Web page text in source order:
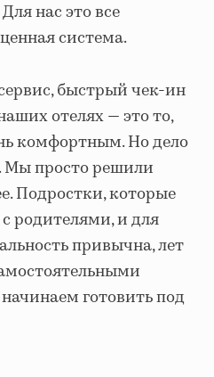
нас это все
система.
быстрый чек-ин
отелях — это то,
комфортным. Но дело
Мы просто решили
Подростки, которые
родителями, и для
привычна, лет
готовить под